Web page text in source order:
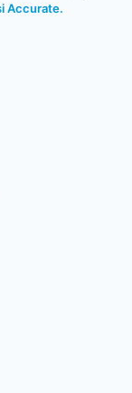
Accurate.